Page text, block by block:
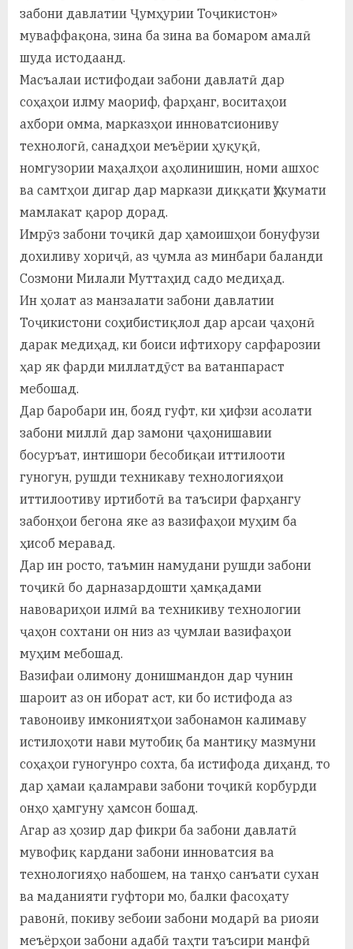
забони давлатии Ҷумҳурии Тоҷикистон»
муваффақона, зина ба зина ва бомаром амалӣ
шуда истодаанд.
Масъалаи истифодаи забони давлатӣ дар
соҳаҳои илму маориф, фарҳанг, воситаҳои
ахбори омма, марказҳои инноватсиониву
технологӣ, санадҳои меъёрии ҳуқуқӣ,
номгузории маҳалҳои аҳолинишин, номи ашхос
ва самтҳои дигар дар маркази диққати Ҳукумати
мамлакат қарор дорад.
Имрӯз забони тоҷикӣ дар ҳамоишҳои бонуфузи
дохиливу хориҷӣ, аз ҷумла аз минбари баланди
Созмони Милали Муттаҳид садо медиҳад.
Ин ҳолат аз манзалати забони давлатии
Тоҷикистони соҳибистиқлол дар арсаи ҷаҳонӣ
дарак медиҳад, ки боиси ифтихору сарфарозии
ҳар як фарди миллатдӯст ва ватанпараст
мебошад.
Дар баробари ин, бояд гуфт, ки ҳифзи асолати
забони миллӣ дар замони ҷаҳонишавии
босуръат, интишори бесобиқаи иттилооти
гуногун, рушди техникаву технологияҳои
иттилоотиву иртиботӣ ва таъсири фарҳангу
забонҳои бегона яке аз вазифаҳои муҳим ба
ҳисоб меравад.
Дар ин росто, таъмин намудани рушди забони
тоҷикӣ бо дарназардошти ҳамқадами
навовариҳои илмӣ ва техникиву технологии
ҷаҳон сохтани он низ аз ҷумлаи вазифаҳои
муҳим мебошад.
Вазифаи олимону донишмандон дар чунин
шароит аз он иборат аст, ки бо истифода аз
тавоноиву имкониятҳои забонамон калимаву
истилоҳоти нави мутобиқ ба мантиқу мазмуни
соҳаҳои гуногунро сохта, ба истифода диҳанд, то
дар ҳамаи қаламрави забони тоҷикӣ корбурди
онҳо ҳамгуну ҳамсон бошад.
Агар аз ҳозир дар фикри ба забони давлатӣ
мувофиқ кардани забони инноватсия ва
технологияҳо набошем, на танҳо санъати сухан
ва маданияти гуфтори мо, балки фасоҳату
равонӣ, покиву зебоии забони модарӣ ва риояи
меъёрҳои забони адабӣ таҳти таъсири манфӣ